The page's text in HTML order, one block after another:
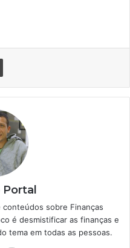
Portal
sobre Finanças
é desmistificar as finanças e
tema em todas as pessoas.